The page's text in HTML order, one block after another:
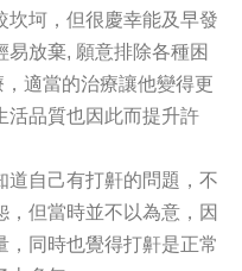
坎坷，但很慶幸能及早發
放棄, 願意排除各種困
適當的治療讓他變得更
活品質也因此而提升許
道自己有打鼾的問題，不
，但當時並不以為意，因
，同時也覺得打鼾是正常